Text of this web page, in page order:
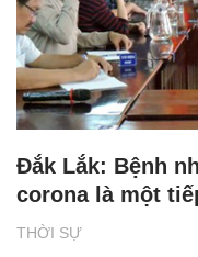
THỜI SỰ
Đắk Lắk: Bệnh
corona là một